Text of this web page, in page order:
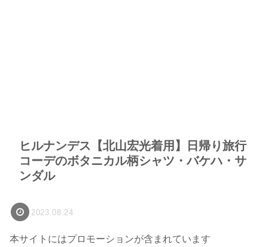
ヒルナンデス【北山宏光着用】日帰り旅行
コーデのボタニカル柄シャツ・バケハ・サ
ンダル
2023.08.24
本サイトにはプロモーションが含まれています